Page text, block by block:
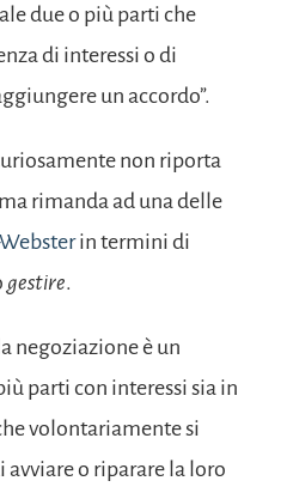
due o più parti che
di interessi o di
un accordo”.
non riporta
rimanda ad una delle
in termini di
gestire.
negoziazione è un
parti con interessi sia in
volontariamente si
o riparare la loro